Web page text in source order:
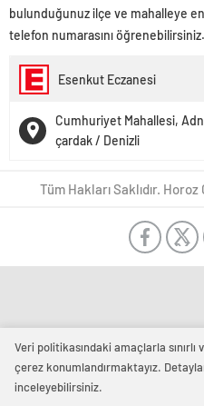
bulunduğunuz ilçe ve mahalleye
telefon numarasını öğrenebilirsiniz.
Esenkut Eczanesi
Cumhuriyet Mahallesi,
çardak / Denizli
Tüm Hakları Saklıdır.
Veri politikasındaki amaçlarla
çerez konumlandırmaktayız.
inceleyebilirsiniz.